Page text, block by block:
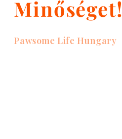
Minőséget!
Pawsome Life Hungary